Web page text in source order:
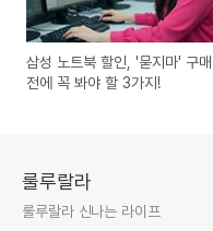
삼성 노트북 할인, '묻지마' 구매
전에 꼭 봐야 할 3가지!
룰루랄라
룰루랄라 신나는 라이프